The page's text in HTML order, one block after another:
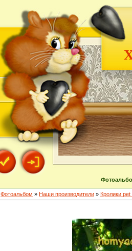
Фотоальбом » Наши производители » Кролики pet